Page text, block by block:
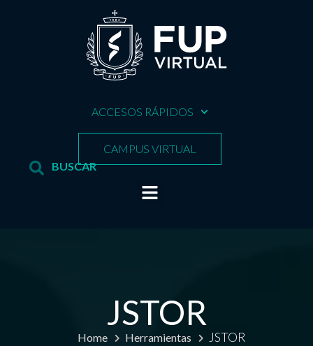
ACCESOS RÁPIDOS
CAMPUS VIRTUAL
JSTOR
Home Herramientas JSTOR